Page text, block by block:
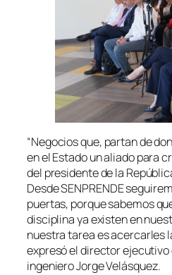
“Negocios que, partan de
en el Estado un aliado para
del presidente de la
Desde SENPRENDE
puertas, porque sabemos
disciplina ya existen en
nuestra tarea es acercarles
expresó el director ejecutivo
ingeniero Jorge Velásquez.